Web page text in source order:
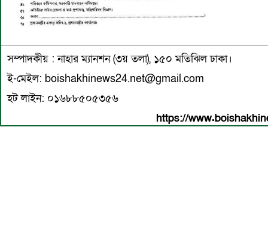
সম্পাদকীয় : নাহার ম্যানশন (৩য় তলা), ১৫০ মতিঝিল ঢাকা।
ই-মেইল: boishakhinews24.net@gmail.com
হট লাইন: ০১৬৮৮৫০৫৩৫৬
https://